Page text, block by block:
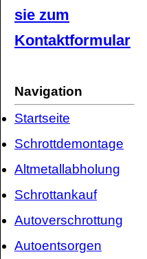
sie zum
Kontaktformular
Navigation
Startseite
Schrottdemontage
Altmetallabholung
Schrottankauf
Autoverschrottung
Autoentsorgen